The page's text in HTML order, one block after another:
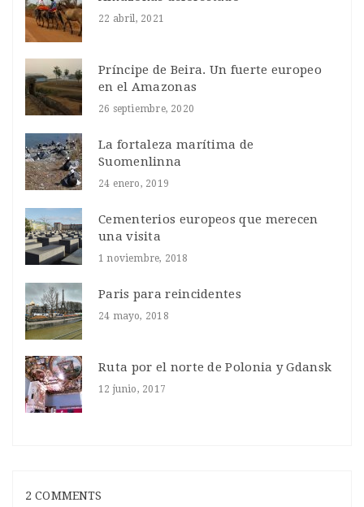
22 abril, 2021
Príncipe de Beira. Un fuerte europeo
en el Amazonas
26 septiembre, 2020
La fortaleza marítima de
Suomenlinna
24 enero, 2019
Cementerios europeos que merecen
una visita
1 noviembre, 2018
Paris para reincidentes
24 mayo, 2018
Ruta por el norte de Polonia y Gdansk
12 junio, 2017
2 COMMENTS